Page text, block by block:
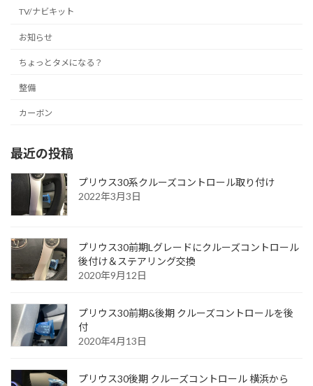
TV/ナビキット
お知らせ
ちょっとタメになる？
整備
カーボン
最近の投稿
プリウス30系クルーズコントロール取り付け
2022年3月3日
プリウス30前期Lグレードにクルーズコントロール
後付け＆ステアリング交換
2020年9月12日
プリウス30前期&後期 クルーズコントロールを後
付
2020年4月13日
プリウス30後期 クルーズコントロール 横浜から